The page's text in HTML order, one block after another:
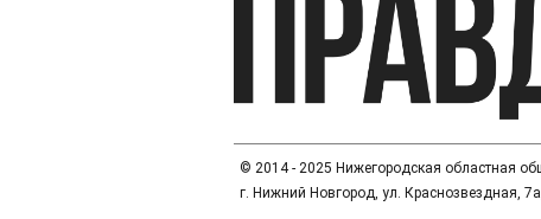
© 2014 - 2025 Нижегородская областная
г. Нижний Новгород, ул. Краснозвездная,